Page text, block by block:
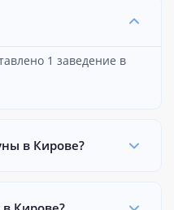
1 заведение в
в Кирове?